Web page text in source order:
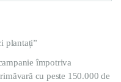
plantați”
împotriva
cu peste 150.000 de